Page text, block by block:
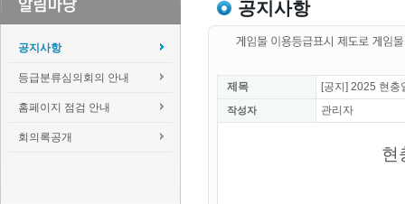
공지사항
등급분류심의회의 안내
홈페이지 점검 안내
회의록공개
공지사항
제목 [공지] 2025 현충
작성자 관리자
현